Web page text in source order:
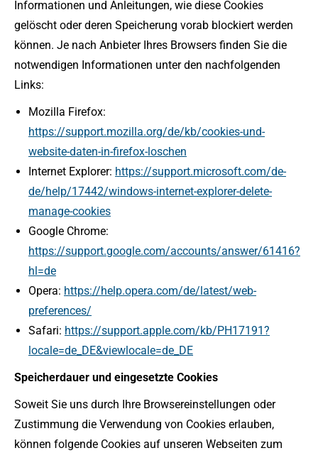
Informationen und Anleitungen, wie diese Cookies
gelöscht oder deren Speicherung vorab blockiert werden
können. Je nach Anbieter Ihres Browsers finden Sie die
notwendigen Informationen unter den nachfolgenden
Links:
Mozilla Firefox:
https://support.mozilla.org/de/kb/cookies-und-
website-daten-in-firefox-loschen
Internet Explorer: https://support.microsoft.com/de-
de/help/17442/windows-internet-explorer-delete-
manage-cookies
Google Chrome:
https://support.google.com/accounts/answer/61416?
hl=de
Opera: https://help.opera.com/de/latest/web-
preferences/
Safari: https://support.apple.com/kb/PH17191?
locale=de_DE&viewlocale=de_DE
Speicherdauer und eingesetzte Cookies
Soweit Sie uns durch Ihre Browsereinstellungen oder
Zustimmung die Verwendung von Cookies erlauben,
können folgende Cookies auf unseren Webseiten zum